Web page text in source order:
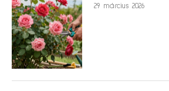
29 március 2026